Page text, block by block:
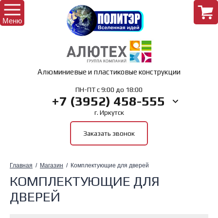
Алюминиевые и пластиковые конструкции
ПН-ПТ с 9:00 до 18:00
+7 (3952) 458-555
г. Иркутск
Заказать звонок
Главная
  /
Магазин
  /  Комплектующие для дверей
КОМПЛЕКТУЮЩИЕ ДЛЯ
ДВЕРЕЙ
Меню
Комплектующие для лоджий
Комплектующие для рольставень